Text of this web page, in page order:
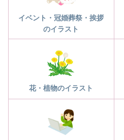
イベント・冠婚葬祭・挨拶
のイラスト
花・植物のイラスト